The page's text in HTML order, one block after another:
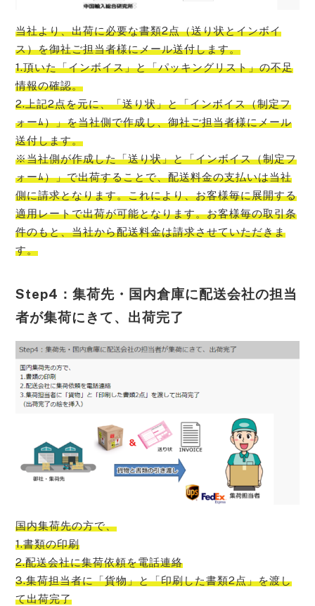
当社より、出荷に必要な書類2点（送り状とインボイ
ス）を御社ご担当者様にメール送付します。
1.頂いた「インボイス」と「パッキングリスト」の不足
情報の確認。
2.上記2点を元に、「送り状」と「インボイス（制定フ
ォーﾑ）」を当社側で作成し、御社ご担当者様にメール
送付します。
※当社側が作成した「送り状」と「インボイス（制定フ
ォーﾑ）」で出荷することで、配送料金の支払いは当社
側に請求となります。これにより、お客様毎に展開する
適用レートで出荷が可能となります。お客様毎の取引条
件のもと、当社から配送料金は請求させていただきま
す。
Step4：集荷先・国内倉庫に配送会社の担当
者が集荷にきて、出荷完了
国内集荷先の方で、
1.書類の印刷
2.配送会社に集荷依頼を電話連絡
3.集荷担当者に「貨物」と「印刷した書類2点」を渡し
て出荷完了